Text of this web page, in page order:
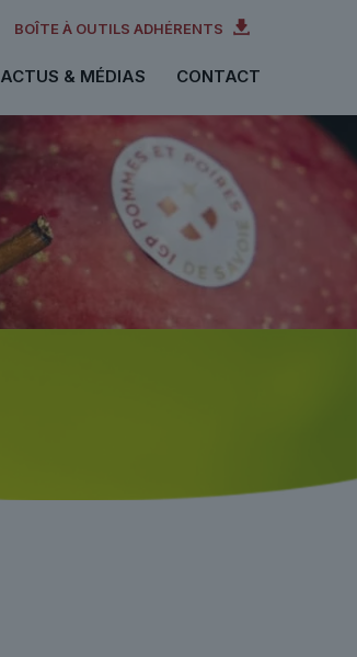
BOÎTE À OUTILS ADHÉRENTS
ACTUS & MÉDIAS CONTACT